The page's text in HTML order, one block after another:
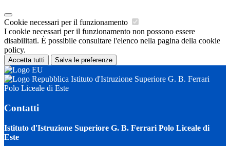
Cookie necessari per il funzionamento
I cookie necessari per il funzionamento non possono essere
disabilitati. È possibile consultare l'elenco nella pagina della cookie
policy.
Accetta tutti Salva le preferenze
Istituto d'Istruzione Superiore G. B. Ferrari
Polo Liceale di Este
Contatti
Istituto d'Istruzione Superiore G. B. Ferrari Polo Liceale di
Este